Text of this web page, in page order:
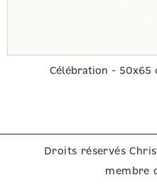
Célébration - 50x65
Droits réservés
membre